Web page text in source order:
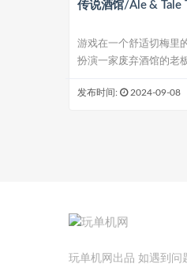
传说酒馆/Ale & Tale
游戏在一个舒适切梅里
扮演一家废弃酒馆的老
发布时间: 2024-09-08
玩单机网出品 如遇到问